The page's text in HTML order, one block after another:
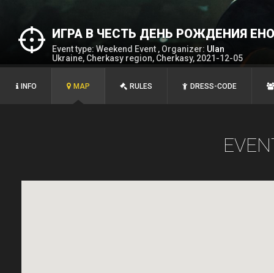
ИГРА В ЧЕСТЬ ДЕНЬ РОЖДЕНИЯ
Event type: Weekend Event , Organizer: Ulan
Ukraine, Cherkasy region, Cherkasy, 2021-12-05
INFO MAP RULES DRESS-CODE